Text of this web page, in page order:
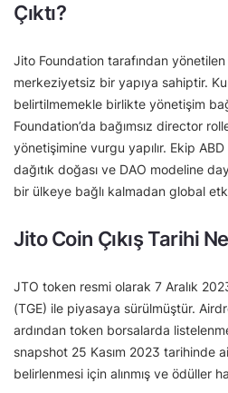
Çıktı?
Jito Foundation tarafından
merkeziyetsiz bir yapıya sahiptir.
belirtilmemekle birlikte yönetişim
Foundation’da bağımsız director
yönetişimine vurgu yapılır. Ekip
dağıtık doğası ve DAO modeline
bir ülkeye bağlı kalmadan global
Jito Coin Çıkış Tarihi
JTO token resmi olarak 7 Aralık
(TGE) ile piyasaya sürülmüştür.
ardından token borsalarda
snapshot 25 Kasım 2023 tarihinde
belirlenmesi için alınmış ve ödüller